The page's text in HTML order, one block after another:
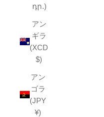
դր.)
アン
ギラ
(XCD
$)
アン
ゴラ
(JPY
¥)